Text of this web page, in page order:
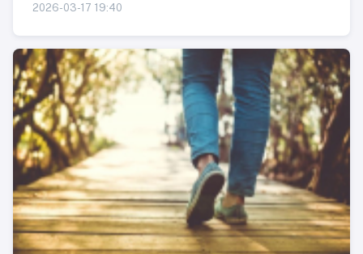
2026-03-17 19:40